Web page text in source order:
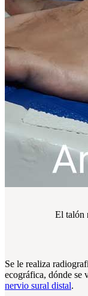
El talón
Se le realiza
ecográfica, dónde se
nervio sural distal.